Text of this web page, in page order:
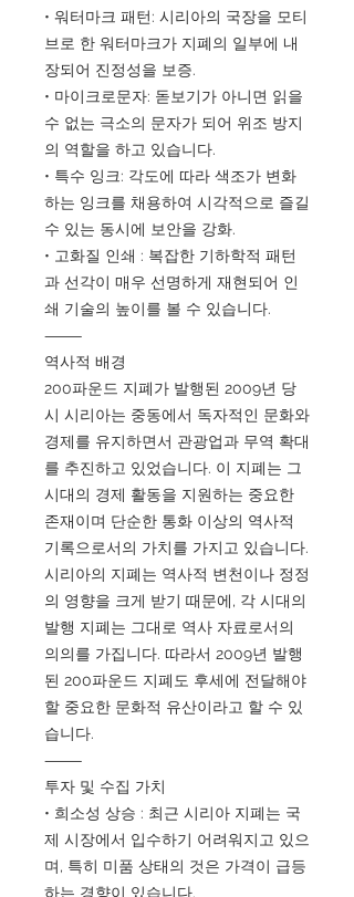
• 워터마크 패턴: 시리아의 국장을 모티
브로 한 워터마크가 지폐의 일부에 내
장되어 진정성을 보증.
• 마이크로문자: 돋보기가 아니면 읽을
수 없는 극소의 문자가 되어 위조 방지
의 역할을 하고 있습니다.
• 특수 잉크: 각도에 따라 색조가 변화
하는 잉크를 채용하여 시각적으로 즐길
수 있는 동시에 보안을 강화.
• 고화질 인쇄 : 복잡한 기하학적 패턴
과 선각이 매우 선명하게 재현되어 인
쇄 기술의 높이를 볼 수 있습니다.
⸻
역사적 배경
200파운드 지폐가 발행된 2009년 당
시 시리아는 중동에서 독자적인 문화와
경제를 유지하면서 관광업과 무역 확대
를 추진하고 있었습니다. 이 지폐는 그
시대의 경제 활동을 지원하는 중요한
존재이며 단순한 통화 이상의 역사적
기록으로서의 가치를 가지고 있습니다.
시리아의 지폐는 역사적 변천이나 정정
의 영향을 크게 받기 때문에, 각 시대의
발행 지폐는 그대로 역사 자료로서의
의의를 가집니다. 따라서 2009년 발행
된 200파운드 지폐도 후세에 전달해야
할 중요한 문화적 유산이라고 할 수 있
습니다.
⸻
투자 및 수집 가치
• 희소성 상승 : 최근 시리아 지폐는 국
제 시장에서 입수하기 어려워지고 있으
며, 특히 미품 상태의 것은 가격이 급등
하는 경향이 있습니다.